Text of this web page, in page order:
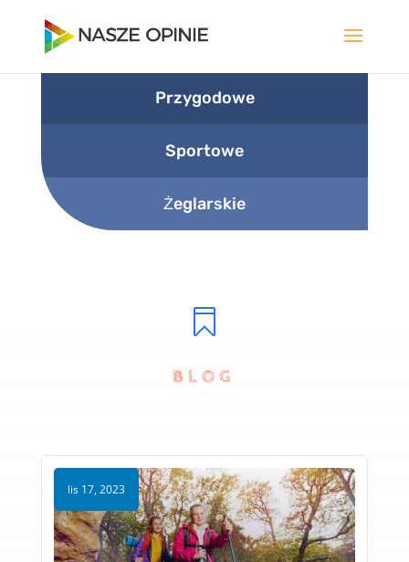
Przygodowe
Sportowe
Żeglarskie

BLOG
lis 17, 2023